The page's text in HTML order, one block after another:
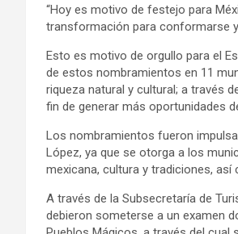
“Hoy es motivo de festejo para
transformación para conformarse
Esto es motivo de orgullo para el
de estos nombramientos en 11
riqueza natural y cultural; a través
fin de generar más oportunidades
Los nombramientos fueron
López, ya que se otorga a los
mexicana, cultura y tradiciones,
A través de la Subsecretaría de
debieron someterse a un examen